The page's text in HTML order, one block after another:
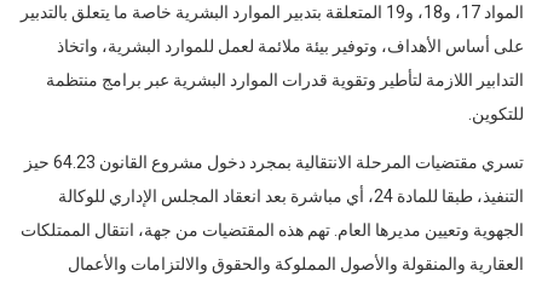
المواد 17، و18، و19 المتعلقة بتدبير الموارد البشرية خاصة ما يتعلق بالتدبير
على أساس الأهداف، وتوفير بيئة ملائمة لعمل للموارد البشرية، واتخاذ
التدابير اللازمة لتأطير وتقوية قدرات الموارد البشرية عبر برامج منتظمة
للتكوين.
تسري مقتضيات المرحلة الانتقالية بمجرد دخول مشروع القانون 64.23 حيز
التنفيذ، طبقا للمادة 24، أي مباشرة بعد انعقاد المجلس الإداري للوكالة
الجهوية وتعيين مديرها العام. تهم هذه المقتضيات من جهة، انتقال الممتلكات
العقارية والمنقولة والأصول المملوكة والحقوق والالتزامات والأعمال